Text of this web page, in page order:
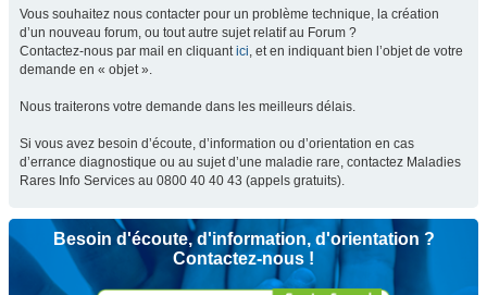
Vous souhaitez nous contacter pour un problème technique, la création
d’un nouveau forum, ou tout autre sujet relatif au Forum ?
Contactez-nous par mail en cliquantici, et en indiquant bien l’objet de votre
demande en « objet ».
Nous traiterons votre demande dans les meilleurs délais.
Si vous avez besoin d’écoute, d’information ou d’orientation en cas
d’errance diagnostique ou au sujet d’une maladie rare, contactez Maladies
Rares Info Services au 0800 40 40 43 (appels gratuits).
Besoin d'écoute, d'information, d'orientation ?
Contactez-nous !